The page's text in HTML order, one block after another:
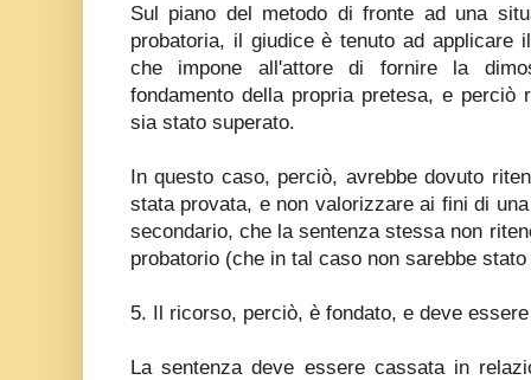
Sul piano del metodo di fronte ad una
probatoria, il giudice è tenuto ad applicare
che impone all'attore di fornire la
fondamento della propria pretesa, e perciò
sia stato superato.
In questo caso, perciò, avrebbe dovuto
stata provata, e non valorizzare ai fini di
secondario, che la sentenza stessa non
probatorio (che in tal caso non sarebbe
5. Il ricorso, perciò, è fondato, e deve
La sentenza deve essere cassata in